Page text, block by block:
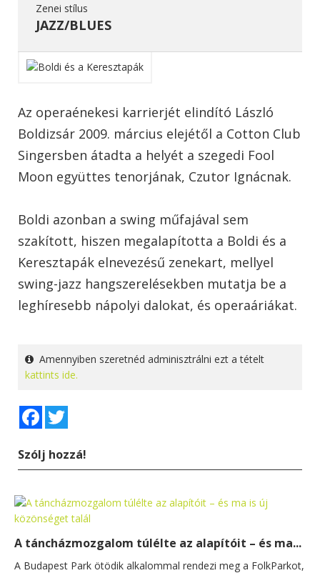
Zenei stílus
JAZZ/BLUES
Az operaénekesi karrierjét elindító László
Boldizsár 2009. március elejétől a Cotton Club
Singersben átadta a helyét a szegedi Fool
Moon együttes tenorjának, Czutor Ignácnak.
Boldi azonban a swing műfajával sem
szakított, hiszen megalapította a Boldi és a
Keresztapák elnevezésű zenekart, mellyel
swing-jazz hangszerelésekben mutatja be a
leghíresebb nápolyi dalokat, és operaáriákat.
Amennyiben szeretnéd adminisztrálni ezt a tételt
kattints ide.
Facebook
Szólj hozzá!
A táncházmozgalom túlélte az alapítóit – és ma...
A Budapest Park ötödik alkalommal rendezi meg a FolkParkot,